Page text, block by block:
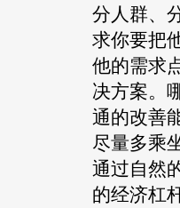
分人群、
求你要把
他的需求
决方案。
通的改善
尽量多乘
通过自然
的经济杠